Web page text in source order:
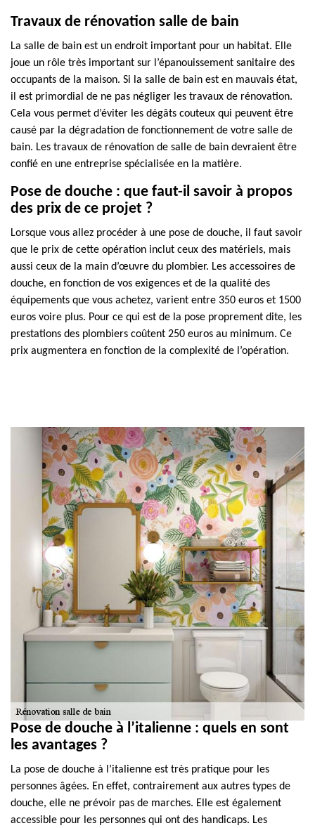
Travaux de rénovation salle de bain
La salle de bain est un endroit important pour un habitat. Elle
joue un rôle très important sur l’épanouissement sanitaire des
occupants de la maison. Si la salle de bain est en mauvais état,
il est primordial de ne pas négliger les travaux de rénovation.
Cela vous permet d’éviter les dégâts couteux qui peuvent être
causé par la dégradation de fonctionnement de votre salle de
bain. Les travaux de rénovation de salle de bain devraient être
confié en une entreprise spécialisée en la matière.
Pose de douche : que faut-il savoir à propos
des prix de ce projet ?
Lorsque vous allez procéder à une pose de douche, il faut savoir
que le prix de cette opération inclut ceux des matériels, mais
aussi ceux de la main d’œuvre du plombier. Les accessoires de
douche, en fonction de vos exigences et de la qualité des
équipements que vous achetez, varient entre 350 euros et 1500
euros voire plus. Pour ce qui est de la pose proprement dite, les
prestations des plombiers coûtent 250 euros au minimum. Ce
prix augmentera en fonction de la complexité de l’opération.
Pose de douche à l’italienne : quels en sont
les avantages ?
La pose de douche à l’italienne est très pratique pour les
personnes âgées. En effet, contrairement aux autres types de
douche, elle ne prévoir pas de marches. Elle est également
accessible pour les personnes qui ont des handicaps. Les